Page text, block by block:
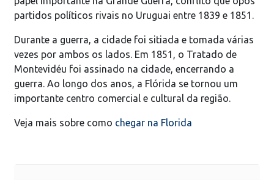
partidos políticos rivais no Uruguai entre 1839 e 1851.
Durante a guerra, a cidade foi sitiada e tomada várias
vezes por ambos os lados. Em 1851, o Tratado de
Montevidéu foi assinado na cidade, encerrando a
guerra. Ao longo dos anos, a Flórida se tornou um
importante centro comercial e cultural da região.
Veja mais sobre como chegar na Florida